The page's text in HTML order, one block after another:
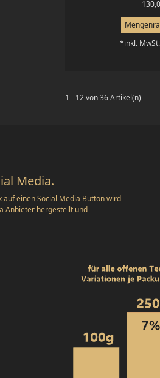
*inkl.
1 - 12 von 36 Artikel(n)
Media.
auf einen Social Media Button wird
Anbieter hergestellt und